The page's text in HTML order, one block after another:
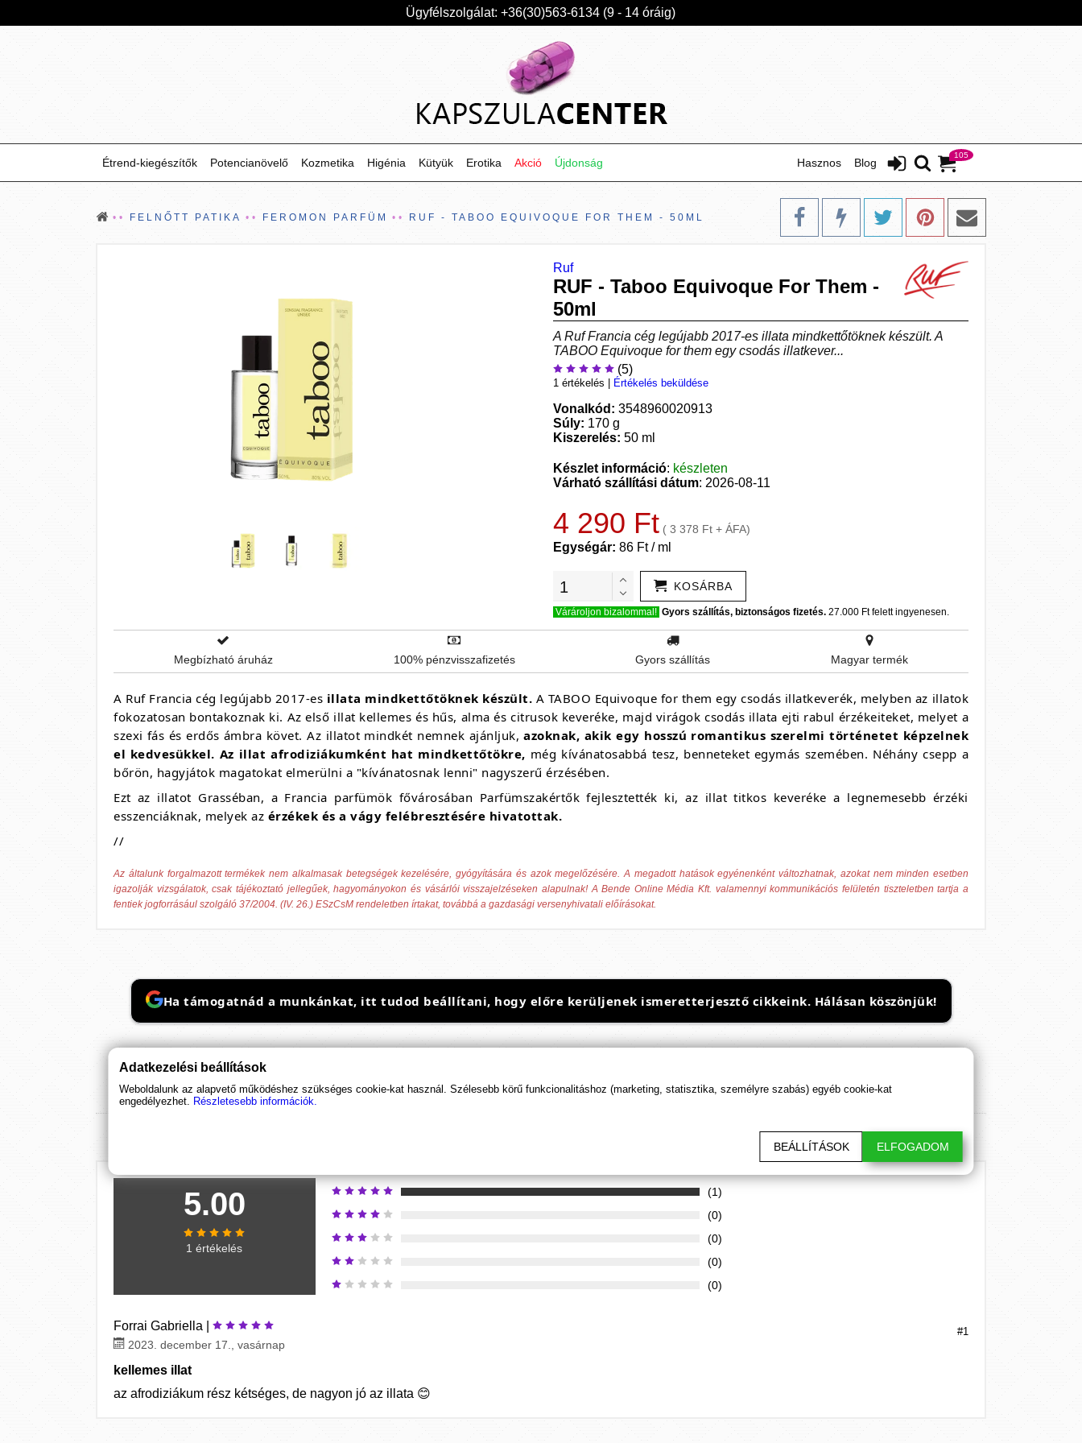
Ügyfélszolgálat: +36(30)563-6134 (9 - 14 óráig)
105
Étrend-kiegészítők Blog
Potencianövelő Hasznos
Kozmetika Higénia Kütyük Erotika Akció Újdonság
FELNŐTT PATIKA FEROMON PARFÜM RUF - TABOO EQUIVOQUE FOR THEM - 50ML
Ruf
RUF - Taboo Equivoque For Them -
50ml
A Ruf Francia cég legújabb 2017-es illata mindkettőtöknek készült. A
TABOO Equivoque for them egy csodás illatkever...
(5)
1 értékelés Értékelés beküldése
Vonalkód: 3548960020913
Súly: 170 g
Kiszerelés: 50 ml
Készlet információ: készleten
Várható szállítási dátum: 2026-08-11
4 290 Ft ( 3 378 Ft + ÁFA)
Egységár: 86 Ft / ml
KOSÁRBA
Várároljon bizalommal! Gyors szállítás, biztonságos fizetés. 27.000 Ft felett ingyenesen.
Megbízható áruház 100% pénzvisszafizetés Gyors szállítás Magyar termék
A Ruf Francia cég legújabb 2017-es illata mindkettőtöknek készült. A TABOO Equivoque for them egy csodás illatkeverék, melyben az illatok
fokozatosan bontakoznak ki. Az első illat kellemes és hűs, alma és citrusok keveréke, majd virágok csodás illata ejti rabul érzékeiteket, melyet a
szexi fás és erdős ámbra követ. Az illatot mindkét nemnek ajánljuk, azoknak, akik egy hosszú romantikus szerelmi történetet képzelnek
el kedvesükkel. Az illat afrodiziákumként hat mindkettőtökre, még kívánatosabbá tesz, benneteket egymás szemében. Néhány csepp a
bőrön, hagyjátok magatokat elmerülni a "kívánatosnak lenni" nagyszerű érzésében.
Ezt az illatot Grasséban, a Francia parfümök fővárosában Parfümszakértők fejlesztették ki, az illat titkos keveréke a legnemesebb érzéki
esszenciáknak, melyek az érzékek és a vágy felébresztésére hivatottak.
//
Az általunk forgalmazott termékek nem alkalmasak betegségek kezelésére, gyógyítására és azok megelőzésére. A megadott hatások egyénenként változhatnak, azokat nem minden esetben
igazolják vizsgálatok, csak tájékoztató jellegűek, hagyományokon és vásárlói visszajelzéseken alapulnak! A Bende Online Média Kft. valamennyi kommunikációs felületén tiszteletben tartja a
fentiek jogforrásául szolgáló 37/2004. (IV. 26.) ESzCsM rendeletben írtakat, továbbá a gazdasági versenyhivatali előírásokat.
Ha támogatnád a munkánkat, itt tudod beállítani, hogy előre kerüljenek ismeretterjesztő cikkeink. Hálásan köszönjük!
5.00
1 értékelés
(1)
(0)
(0)
(0)
(0)
#1
Forrai Gabriella |
2023. december 17., vasárnap
kellemes illat
az afrodiziákum rész kétséges, de nagyon jó az illata 😊
Adatkezelési beállítások
Weboldalunk az alapvető működéshez szükséges cookie-kat használ. Szélesebb körű funkcionalitáshoz (marketing, statisztika, személyre szabás) egyéb cookie-kat
engedélyezhet. Részletesebb információk.
BEÁLLÍTÁSOK ELFOGADOM